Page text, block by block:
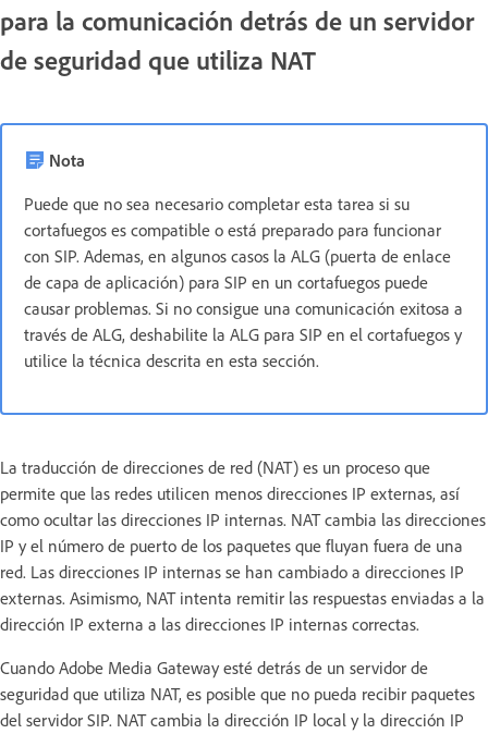
para la comunicación detrás de un servidor
de seguridad que utiliza NAT
Nota
Puede que no sea necesario completar esta tarea si su
cortafuegos es compatible o está preparado para funcionar
con SIP. Ademas, en algunos casos la ALG (puerta de enlace
de capa de aplicación) para SIP en un cortafuegos puede
causar problemas. Si no consigue una comunicación exitosa a
través de ALG, deshabilite la ALG para SIP en el cortafuegos y
utilice la técnica descrita en esta sección.
La traducción de direcciones de red (NAT) es un proceso que
permite que las redes utilicen menos direcciones IP externas, así
como ocultar las direcciones IP internas. NAT cambia las direcciones
IP y el número de puerto de los paquetes que fluyan fuera de una
red. Las direcciones IP internas se han cambiado a direcciones IP
externas. Asimismo, NAT intenta remitir las respuestas enviadas a la
dirección IP externa a las direcciones IP internas correctas.
Cuando Adobe Media Gateway esté detrás de un servidor de
seguridad que utiliza NAT, es posible que no pueda recibir paquetes
del servidor SIP. NAT cambia la dirección IP local y la dirección IP